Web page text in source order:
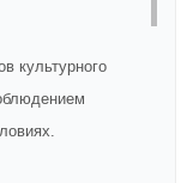
культурного